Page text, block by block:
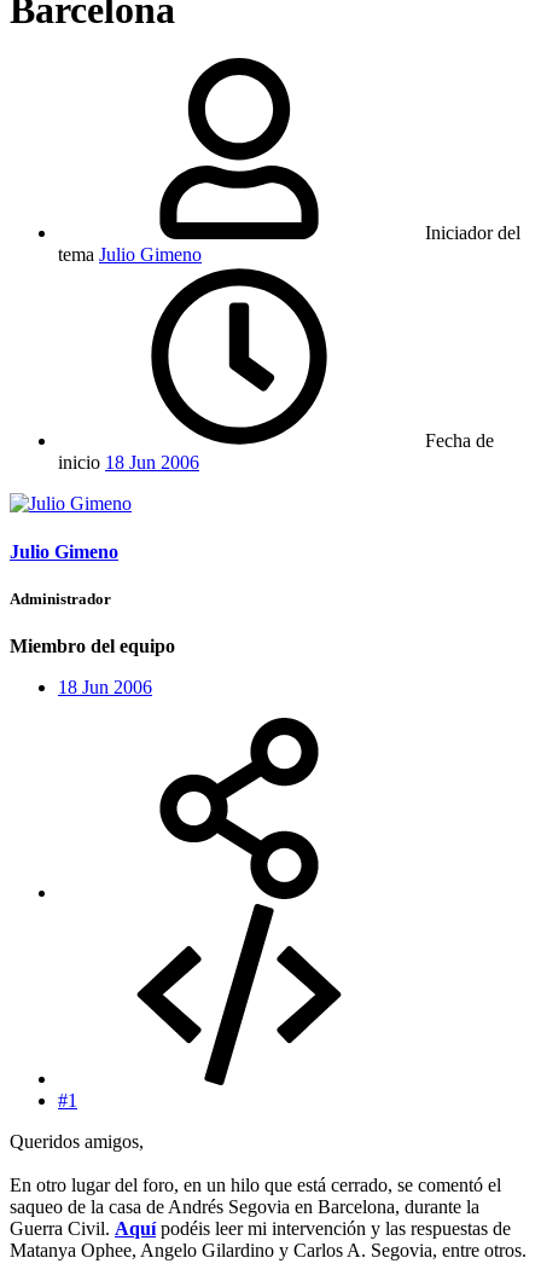
Barcelona
Iniciador del
tema Julio Gimeno
Fecha de
inicio 18 Jun 2006
Julio Gimeno
Administrador
Miembro del equipo
18 Jun 2006
#1
Queridos amigos,
En otro lugar del foro, en un hilo que está cerrado, se comentó el
saqueo de la casa de Andrés Segovia en Barcelona, durante la
Guerra Civil. Aquípodéis leer mi intervención y las respuestas de
Matanya Ophee, Angelo Gilardino y Carlos A. Segovia, entre otros.